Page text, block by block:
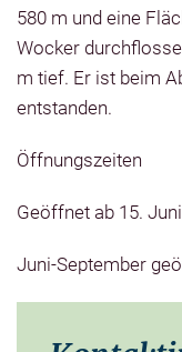
580 m und eine
Wocker
m tief. Er ist beim
entstanden.
Öffnungszeiten
Geöffnet ab 15.
Juni-September